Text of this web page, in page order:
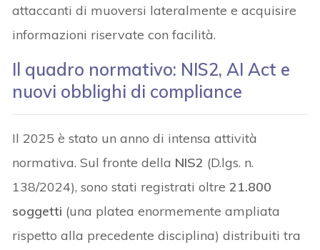
attaccanti di muoversi lateralmente e acquisire
informazioni riservate con facilità.
Il quadro normativo: NIS2, AI Act e
nuovi obblighi di compliance
Il 2025 è stato un anno di intensa attività
normativa. Sul fronte della NIS2 (D.lgs. n.
138/2024), sono stati registrati oltre21.800
soggetti (una platea enormemente ampliata
rispetto alla precedente disciplina) distribuiti tra